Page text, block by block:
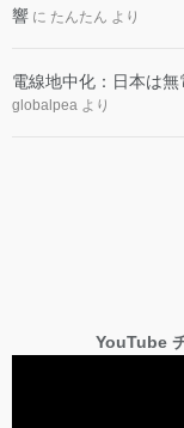
響 に たんたん より
電線地中化：日本は
globalpea より
YouTube